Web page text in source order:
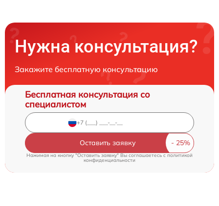
Нужна консультация?
Закажите бесплатную консультацию
Бесплатная консультация со
специалистом
Оставить заявку
Нажимая на кнопку "Оставить заявку" Вы соглашаетесь cполитикой
конфиденциальности